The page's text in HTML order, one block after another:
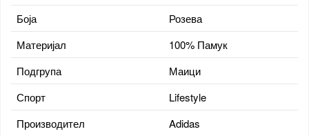
Боја
Розева
Материјал
100% Памук
Подгрупа
Маици
Спорт
Lifestyle
Производител
Adidas